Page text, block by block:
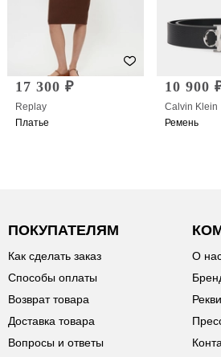
17 300 ₽
Replay
Платье
10 900
Calvin Klein
Ремень
ПОКУПАТЕЛЯМ
Как сделать заказ
Способы оплаты
Возврат товара
Доставка товара
Вопросы и ответы
О